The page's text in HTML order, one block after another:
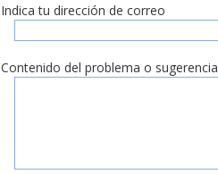
Indica tu dirección de correo
Contenido del problema o sugerencia